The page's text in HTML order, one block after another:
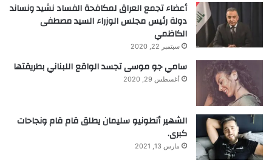
أعضاء تجمع العراق لمكافحة الفساد نشيد ونساند
دولة رئيس مجلس الوزراء السيد مصطفى
الكاظمي
سبتمبر 22, 2020
سامي جو موسى تجسد الواقع اللبناني بطريقتها
أغسطس 29, 2020
الشهير أنطونيو سليمان يطلق قام قام ونجاحات
كبرى.
مارس 13, 2021